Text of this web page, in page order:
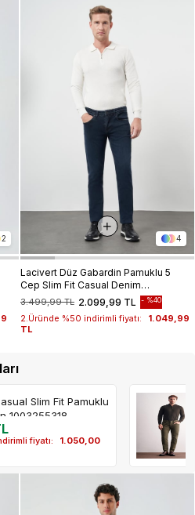
2 4
Lacivert Düz Gabardin Pamuklu 5
Cep Slim Fit Casual Denim
Pantolon 1023245155
2.099,99 TL
3.499,99 TL %40
2.Üründe %50 indirimli fiyatı:
1.049,99
TL
Slim Fit Pamuklu
1003255318
fiyatı:
1.050,00